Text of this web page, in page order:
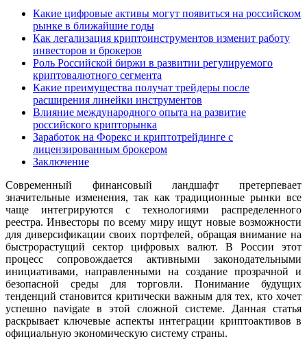
Какие цифровые активы могут появиться на российском
рынке в ближайшие годы
Как легализация криптоинструментов изменит работу
инвесторов и брокеров
Роль Российской биржи в развитии регулируемого
криптовалютного сегмента
Какие преимущества получат трейдеры после
расширения линейки инструментов
Влияние международного опыта на развитие
российского крипторынка
Заработок на Форекс и криптотрейдинге с
лицензированным брокером
Заключение
Современный финансовый ландшафт претерпевает
значительные изменения, так как традиционные рынки все
чаще интегрируются с технологиями распределенного
реестра. Инвесторы по всему миру ищут новые возможности
для диверсификации своих портфелей, обращая внимание на
быстрорастущий сектор цифровых валют. В России этот
процесс сопровождается активными законодательными
инициативами, направленными на создание прозрачной и
безопасной среды для торговли. Понимание будущих
тенденций становится критически важным для тех, кто хочет
успешно navigate в этой сложной системе. Данная статья
раскрывает ключевые аспекты интеграции криптоактивов в
официальную экономическую систему страны.